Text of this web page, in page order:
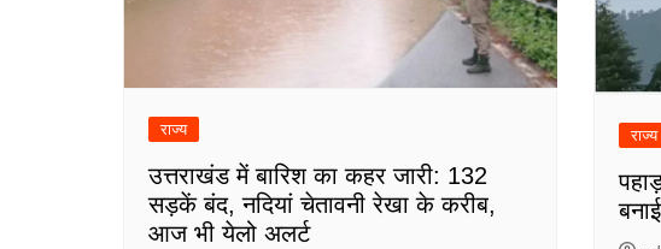
राज्य
उत्तराखंड में बारिश का कहर जारी: 132
सड़कें बंद, नदियां चेतावनी रेखा के करीब,
आज भी येलो अलर्ट
राज्य